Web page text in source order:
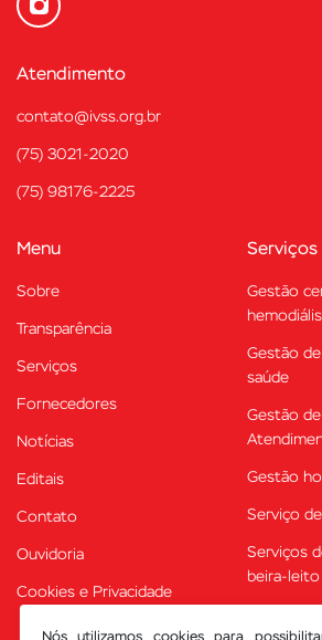
Atendimento
contato@ivss.org.br
(75) 3021-2020
(75) 98176-2225
Menu
Sobre
Transparência
Serviços
Fornecedores
Notícias
Editais
Contato
Ouvidoria
Cookies e Privacidade
Serviços
Gestão
Gestão
saúde
Gestão
Gestão
Serviço
Serviços
beira-leito